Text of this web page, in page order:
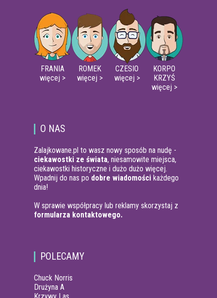
FRANIA
więcej >
ROMEK
więcej >
CZESIO
więcej >
KORPO
KRZYŚ
więcej >
O NAS
Zalajkowane.pl to wasz nowy sposób na nudę -
ciekawostki ze świata, niesamowite miejsca,
ciekawostki historyczne i dużo dużo więcej.
Wpadnij do nas po dobre wiadomości każdego
dnia!
W sprawie współpracy lub reklamy skorzystaj z
formularza kontaktowego.
POLECAMY
Chuck Norris
Drużyna A